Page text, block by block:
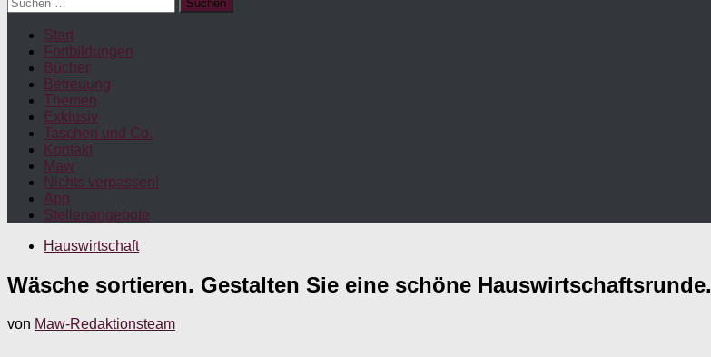
nach:
Start
Fortbildungen
Bücher
Betreuung
Themen
Exklusiv
Taschen und Co.
Kontakt
Maw
Nichts verpassen!
App
Stellenangebote
Hauswirtschaft
Wäsche sortieren. Gestalten Sie eine schöne Hauswirtschaftsrunde.
von Maw-Redaktionsteam